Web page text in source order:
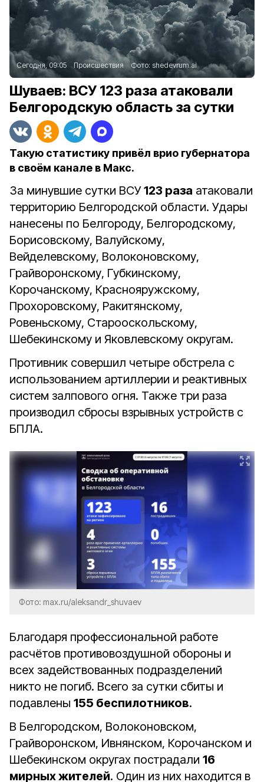
Сегодня, 09:05 Происшествия Фото: shedevrum.ai
Шуваев: ВСУ 123 раза атаковали
Белгородскую область за сутки
Такую статистику привёл врио губернатора
в своём канале в Макс.
За минувшие сутки ВСУ123 раза атаковали
территорию Белгородской области. Удары
нанесены по Белгороду, Белгородскому,
Борисовскому, Валуйскому,
Вейделевскому, Волоконовскому,
Грайворонскому, Губкинскому,
Корочанскому, Краснояружскому,
Прохоровскому, Ракитянскому,
Ровеньскому, Старооскольскому,
Шебекинскому и Яковлевскому округам.
Противник совершил четыре обстрела с
использованием артиллерии и реактивных
систем залпового огня. Также три раза
производил сбросы взрывных устройств с
БПЛА.
Фото: max.ru/aleksandr_shuvaev
Благодаря профессиональной работе
расчётов противовоздушной обороны и
всех задействованных подразделений
никто не погиб. Всего за сутки сбиты и
подавлены 155 беспилотников.
​​​​​​​В Белгородском, Волоконовском,
Грайворонском, Ивнянском, Корочанском и
Шебекинском округах пострадали 16
мирных жителей. Один из них находится в